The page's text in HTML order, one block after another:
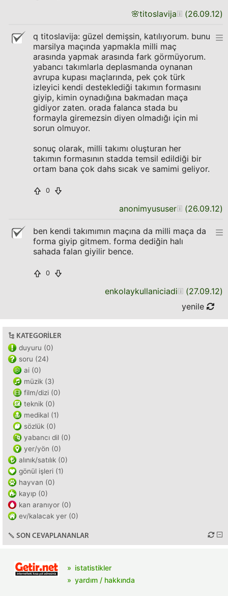
🌸titoslavija (26.09.12)
q titoslavija: güzel demişsin, katılıyorum. bunu
marsilya maçında yapmakla milli maç
arasında yapmak arasında fark görmüyorum.
yabancı takımlarla deplasmanda oynanan
avrupa kupası maçlarında, pek çok türk
izleyici kendi desteklediği takımın formasını
giyip, kimin oynadığına bakmadan maça
gidiyor zaten. orada falanca stada bu
formayla giremezsin diyen olmadığı için mi
sorun olmuyor.
sonuç olarak, milli takımı oluşturan her
takımın formasının stadda temsil edildiği bir
ortam bana çok dahs sıcak ve samimi geliyor.
0
anonimyususer (26.09.12)
ben kendi takımımın maçına da milli maça da
forma giyip gitmem. forma dediğin halı
sahada falan giyilir bence.
0
enkolaykullaniciadi (27.09.12)
yenile
KATEGORILER
duyuru (0)
soru (24)
ai (0)
müzik (3)
film/dizi (0)
teknik (0)
medikal (1)
sözlük (0)
yabancı dil (0)
yer/yön (0)
alınık/satılık (0)
gönül işleri (1)
hayvan (0)
kayıp (0)
kan aranıyor (0)
ev/kalacak yer (0)
SON CEVAPLANANLAR
istatistikler
yardım / hakkında